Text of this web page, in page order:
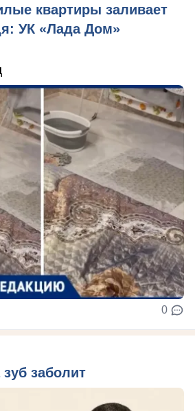
квартиры заливает
УК «Лада Дом»
0
заболит